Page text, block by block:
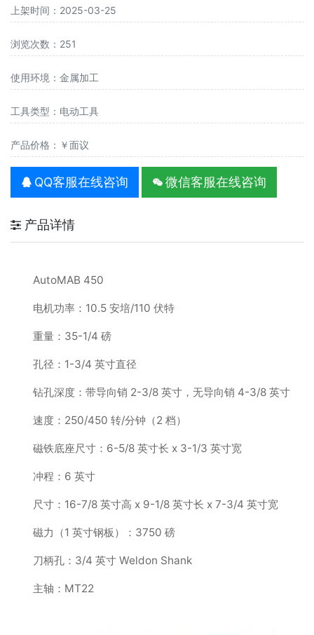
上架时间：2025-03-25
浏览次数：251
使用环境：金属加工
工具类型：电动工具
产品价格：￥面议
QQ客服在线咨询 微信客服在线咨询
产品详情
AutoMAB 450
电机功率：10.5 安培/110 伏特
重量：35-1/4 磅
孔径：1-3/4 英寸直径
钻孔深度：带导向销 2-3/8 英寸，无导向销 4-3/8 英寸
速度：250/450 转/分钟（2 档）
磁铁底座尺寸：6-5/8 英寸长 x 3-1/3 英寸宽
冲程：6 英寸
尺寸：16-7/8 英寸高 x 9-1/8 英寸长 x 7-3/4 英寸宽
磁力（1 英寸钢板）：3750 磅
刀柄孔：3/4 英寸 Weldon Shank
主轴：MT22